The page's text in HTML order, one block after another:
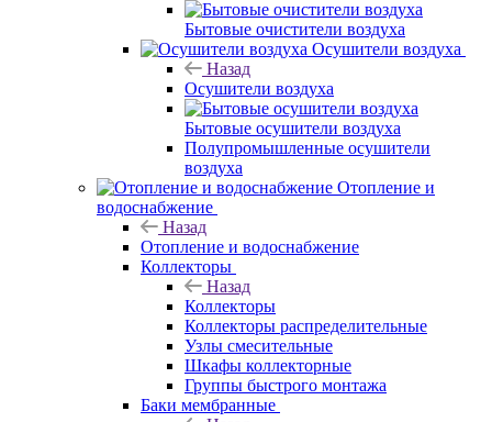
Бытовые очистители воздуха
Осушители воздуха
Назад
Осушители воздуха
Бытовые осушители воздуха
Полупромышленные осушители
воздуха
Отопление и
водоснабжение
Назад
Отопление и водоснабжение
Коллекторы
Назад
Коллекторы
Коллекторы распределительные
Узлы смесительные
Шкафы коллекторные
Группы быстрого монтажа
Баки мембранные